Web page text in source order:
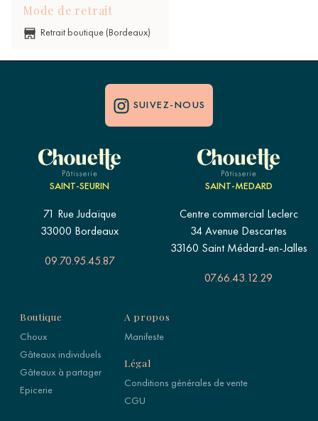
Mode de retrait
Retrait boutique (Bordeaux)
SUIVEZ-NOUS
SAINT-SEURIN
71 Rue Judaïque
33000 Bordeaux
09.70.95.45.87
SAINT-MEDARD
Centre commercial Leclerc
34 Avenue Descartes
33160 Saint Médard-en-Jalles
07.66.43.12.29
Boutique
Choux
Gâteaux individuels
Gâteaux à partager
Epicerie
A propos
Manifeste
Légal
Conditions générales de vente
CGU